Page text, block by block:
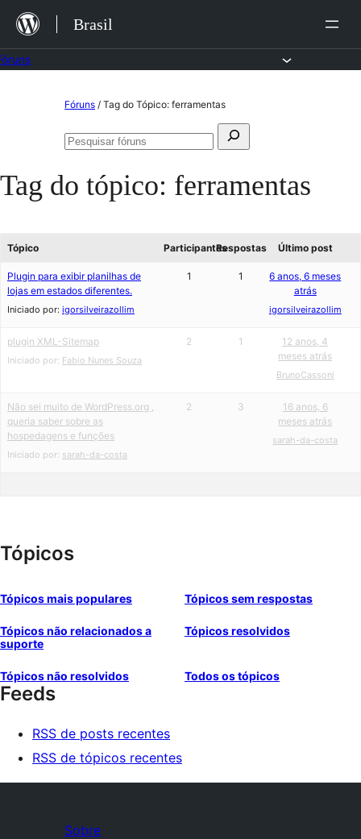
para
o
Brasil
Fóruns / Tag do Tópico: ferramentas
Pesquisar
Pesquisar
Tag do tópico: ferramentas
Tópico ParticipantesRespostas Último post
Plugin para exibir planilhas de
lojas em estados diferentes.
Iniciado por: igorsilveirazollim
1 1
6 anos, 6 meses
atrás
igorsilveirazollim
plugin XML-Sitemap
Iniciado por: Fabio Nunes Souza
2 1
12 anos, 4
meses atrás
BrunoCassoni
Não sei muito de WordPress.org ,
queria saber sobre as
hospedagens e funções
Iniciado por: sarah-da-costa
2 3
16 anos, 6
meses atrás
sarah-da-costa
Tópicos
Tópicos mais populares Tópicos sem respostas
Tópicos não relacionados a
suporte
Tópicos resolvidos
Tópicos não resolvidos Todos os tópicos
Feeds
RSS de posts recentes
RSS de tópicos recentes
Sobre